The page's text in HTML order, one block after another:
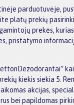
parduotuvėje,
platų prekių
prekės,
pristatymo
kiekis siekia 5.
akcijas,
bei papildomas